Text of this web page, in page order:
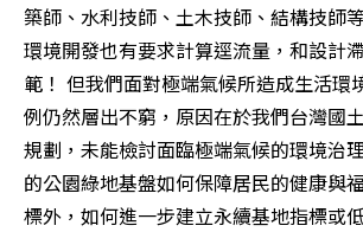
築師、水利技師、土木技師、結構技師
環境開發也有要求計算逕流量，和設計
範！ 但我們面對極端氣候所造成生活環
例仍然層出不窮，原因在於我們台灣國
規劃，未能檢討面臨極端氣候的環境治
的公園綠地基盤如何保障居民的健康與
標外，如何進一步建立永續基地指標或